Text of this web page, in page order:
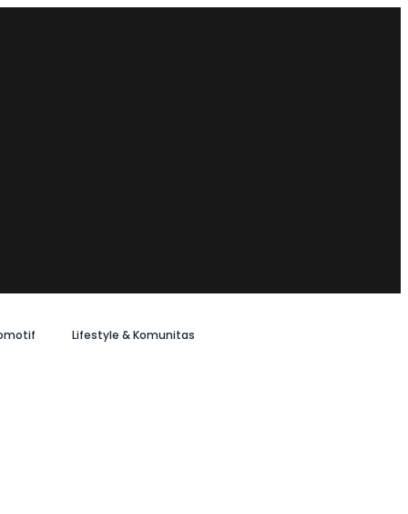
Lifestyle & Komunitas